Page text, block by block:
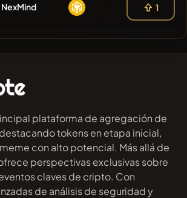
NexMind 1
plataforma de agregación de
tokens en etapa inicial,
con alto potencial. Más allá de
perspectivas exclusivas sobre
claves de cripto. Con
de análisis de seguridad y